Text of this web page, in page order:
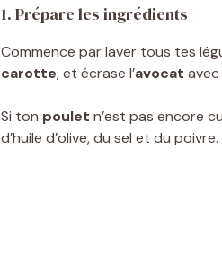
1. Prépare les ingrédients
Commence par laver tous tes
carotte, et écrase l’avocat
Si ton poulet n’est pas encore
d’huile d’olive, du sel et du